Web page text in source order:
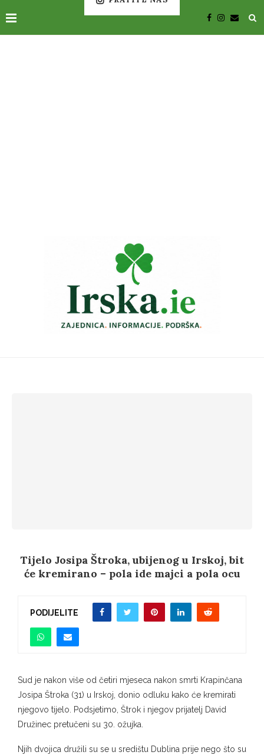
Tijelo Josipa Štroka, ubijenog u Irskoj, bit
će kremirano – pola ide majci a pola ocu
PODIJELITE
Sud je nakon više od četiri mjeseca nakon smrti Krapinčana
Josipa Štroka (31) u Irskoj, donio odluku kako će kremirati
njegovo tijelo. Podsjetimo, Štrok i njegov prijatelj David
Družinec pretučeni su 30. ožujka.
Njih dvojica družili su se u središtu Dublina prije nego što su